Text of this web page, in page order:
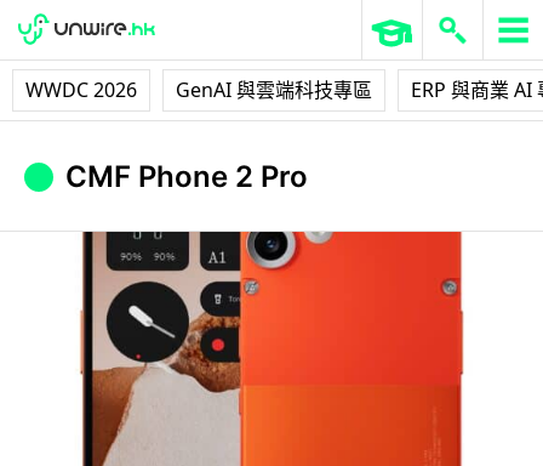
WWDC 2026 GenAI 與雲端科技專區 ERP 與商業 AI
CMF Phone 2 Pro